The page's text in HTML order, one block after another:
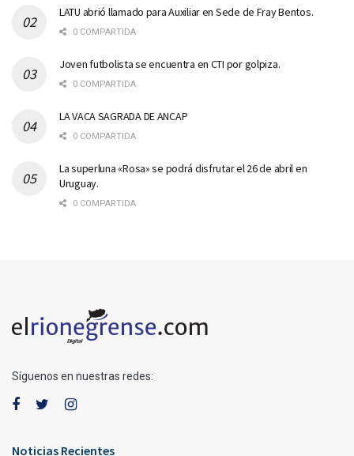
LATU abrió llamado para Auxiliar en Sede de Fray Bentos.
0 COMPARTIDA
Joven futbolista se encuentra en CTI por golpiza.
0 COMPARTIDA
LA VACA SAGRADA DE ANCAP
0 COMPARTIDA
La superluna «Rosa» se podrá disfrutar el 26 de abril en
Uruguay.
0 COMPARTIDA
Síguenos en nuestras redes:
Noticias Recientes